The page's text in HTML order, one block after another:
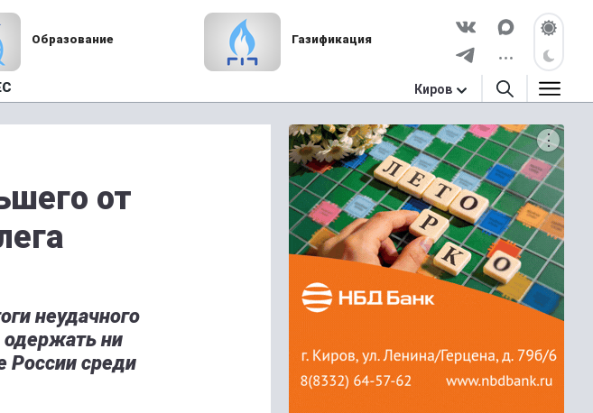
Образование Газификация
Киров
от
неудачного
одержать ни
России среди